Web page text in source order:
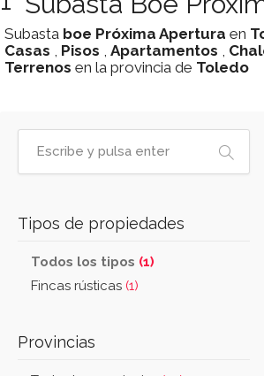
Subasta boe Próxima Apertura en
Casas , Pisos , Apartamentos ,
Terrenos en la provincia de Toledo
Tipos de propiedades
Todos los tipos (1)
Fincas rústicas (1)
Provincias